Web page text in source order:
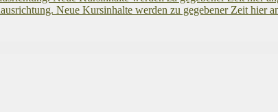
Neue Kursinhalte werden zu gegebener Zeit hier